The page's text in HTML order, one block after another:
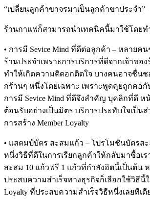
“เปลี่ยนลูกค้าขาจรมาเป็นลูกค้าขาประจำ”
ร้านกาแฟก็สามารถนำเทคนิคนี้มาใช้โดยท
• การมี Sevice Mind ที่ดีต่อลูกค้า – หลายค
ร้านประจำเพราะการบริการที่ดีจากเจ้าขอ
ทำให้เกิดความติดอกติดใจ บางคนอาจชื่น
กร้านๆ หนึ่งโดยเฉพาะ เพราะพูดคุยถูกคอกั
การมี Sevice Mind ที่ดีจึงสำคัญ บุคลิกที่ดี ห
ต้อนรับอย่างเป็นมิตร บริการประทับใจเป็น
การสร้าง Member Loyalty
• แสตมป์บัตร สะสมแก้ว – โปรโมชันบัตรส
หนึ่งวิธีที่ดีในการเรียกลูกค้าให้กลับมาซื้อเร
สะสม 10 แก้วฟรี 1 แก้วที่กำลังฮิตนี้เป็นต้น
ประสบความสำเร็จทางธุรกิจก็เลือกใช้วิธีนี้ใ
Loyalty ที่ประสบความสำเร็จวิธีหนึ่งเลยทีเดี